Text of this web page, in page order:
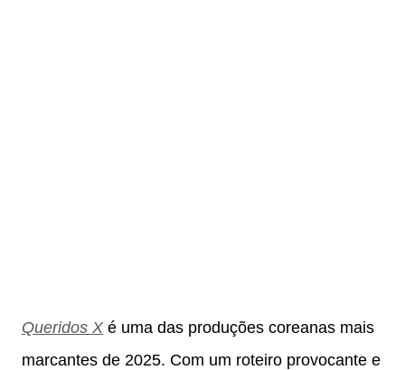
Queridos Xé uma das produções coreanas mais
marcantes de 2025. Com um roteiro provocante e